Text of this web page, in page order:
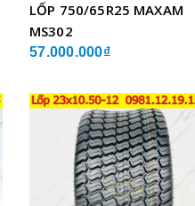
LỐP 750/65R25 MAXAM
MS302
57.000.000₫